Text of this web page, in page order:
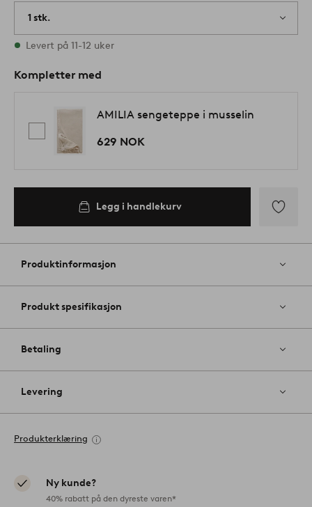
1 stk.
På lager
Levert på 11-12 uker
Kompletter med
AMILIA sengeteppe i musselin
629 NOK
Legg i handlekurv
til
Produktinformasjon
Produkt spesifikasjon
Betaling
Levering
Produkterklæring
Ny kunde?
40% rabatt på den dyreste varen*